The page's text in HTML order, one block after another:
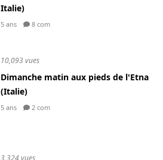
Italie)
5 ans 8 com
10,093 vues
Dimanche matin aux pieds de l'Etna
(Italie)
5 ans 2 com
3,324 vues